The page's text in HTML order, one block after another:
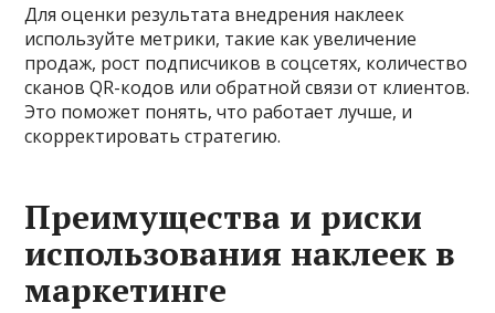
Для оценки результата внедрения наклеек
используйте метрики, такие как увеличение
продаж, рост подписчиков в соцсетях, количество
сканов QR-кодов или обратной связи от клиентов.
Это поможет понять, что работает лучше, и
скорректировать стратегию.
Преимущества и риски
использования наклеек в
маркетинге